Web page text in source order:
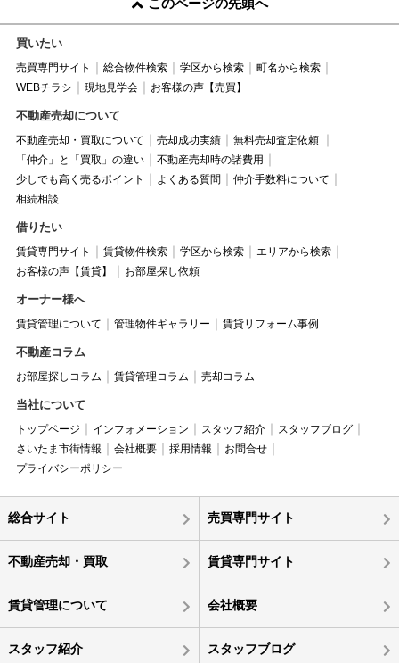
このページの先頭へ
買いたい
売買専門サイト 総合物件検索 学区から検索
町名から検索
WEBチラシ
現地見学会 お客様の声【売買】
不動産売却について
不動産売却・買取について 売却成功実績
無料売却査定依頼
「仲介」と「買取」の違い
不動産売却時の諸費用
少しでも高く売るポイント
よくある質問
仲介手数料について
相続相談
借りたい
賃貸専門サイト 賃貸物件検索 学区から検索
エリアから検索
お客様の声【賃貸】
お部屋探し依頼
オーナー様へ
賃貸管理について 管理物件ギャラリー 賃貸リフォーム事例
不動産コラム
お部屋探しコラム 賃貸管理コラム 売却コラム
当社について
トップページ インフォメーション スタッフ紹介
スタッフブログ
さいたま市街情報
会社概要 採用情報
お問合せ
プライバシーポリシー
総合サイト 売買専門サイト
不動産売却・買取 賃貸専門サイト
賃貸管理について 会社概要
スタッフ紹介 スタッフブログ